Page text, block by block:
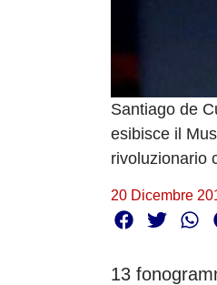
Santiago de
esibisce il
rivoluzionario
20 Dicembre
13